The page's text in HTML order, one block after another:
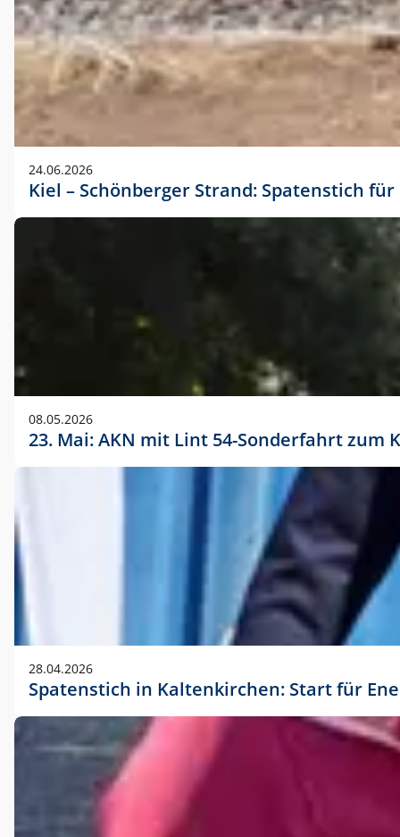
24.06.2026
Kiel – Schönberger Strand: Spatenstich
08.05.2026
23. Mai: AKN mit Lint 54-Sonderfahrt
28.04.2026
Spatenstich in Kaltenkirchen: Start für